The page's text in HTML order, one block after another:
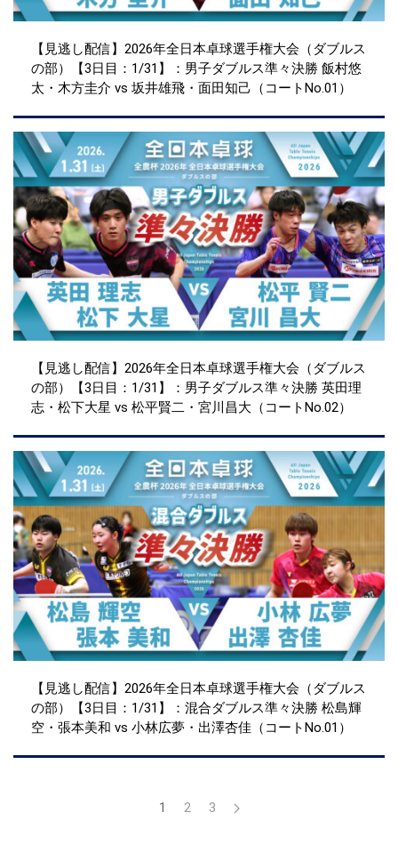
【見逃し配信】2026年全日本卓球選手権大会（ダブルス
の部）【3日目：1/31】：男子ダブルス準々決勝 飯村悠
太・木方圭介 vs 坂井雄飛・面田知己（コートNo.01）
【見逃し配信】2026年全日本卓球選手権大会（ダブルス
の部）【3日目：1/31】：男子ダブルス準々決勝 英田理
志・松下大星 vs 松平賢二・宮川昌大（コートNo.02）
【見逃し配信】2026年全日本卓球選手権大会（ダブルス
の部）【3日目：1/31】：混合ダブルス準々決勝 松島輝
空・張本美和 vs 小林広夢・出澤杏佳（コートNo.01）
1 2 3